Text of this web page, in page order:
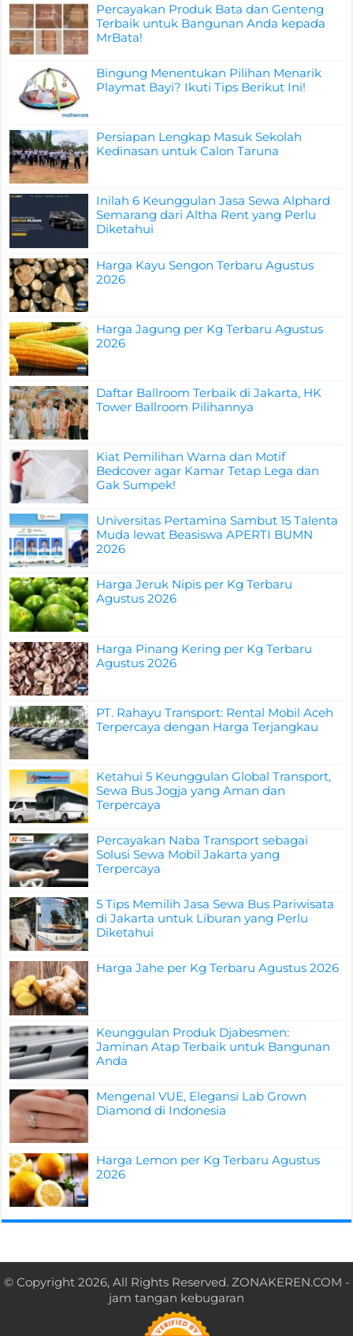
Percayakan Produk Bata dan Genteng
Terbaik untuk Bangunan Anda kepada
MrBata!
Bingung Menentukan Pilihan Menarik
Playmat Bayi? Ikuti Tips Berikut Ini!
Persiapan Lengkap Masuk Sekolah
Kedinasan untuk Calon Taruna
Inilah 6 Keunggulan Jasa Sewa Alphard
Semarang dari Altha Rent yang Perlu
Diketahui
Harga Kayu Sengon Terbaru Agustus
2026
Harga Jagung per Kg Terbaru Agustus
2026
Daftar Ballroom Terbaik di Jakarta, HK
Tower Ballroom Pilihannya
Kiat Pemilihan Warna dan Motif
Bedcover agar Kamar Tetap Lega dan
Gak Sumpek!
Universitas Pertamina Sambut 15 Talenta
Muda lewat Beasiswa APERTI BUMN
2026
Harga Jeruk Nipis per Kg Terbaru
Agustus 2026
Harga Pinang Kering per Kg Terbaru
Agustus 2026
PT. Rahayu Transport: Rental Mobil Aceh
Terpercaya dengan Harga Terjangkau
Ketahui 5 Keunggulan Global Transport,
Sewa Bus Jogja yang Aman dan
Terpercaya
Percayakan Naba Transport sebagai
Solusi Sewa Mobil Jakarta yang
Terpercaya
5 Tips Memilih Jasa Sewa Bus Pariwisata
di Jakarta untuk Liburan yang Perlu
Diketahui
Harga Jahe per Kg Terbaru Agustus 2026
Keunggulan Produk Djabesmen:
Jaminan Atap Terbaik untuk Bangunan
Anda
Mengenal VUE, Elegansi Lab Grown
Diamond di Indonesia
Harga Lemon per Kg Terbaru Agustus
2026
© Copyright 2026, All Rights Reserved. ZONAKEREN.COM -
jam tangan kebugaran